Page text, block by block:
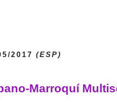
2017 (ESP)
Marroquí